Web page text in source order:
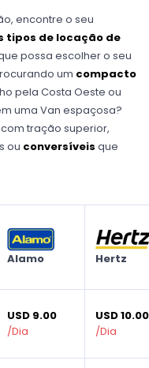
encontre o seu
tipos de locação de
possa escolher o seu
um compacto
pela Costa Oeste ou
uma Van espaçosa?
com tração superior,
ou conversíveisque
Alamo Hertz
USD 9.00
/Dia
USD 10.00
/Dia